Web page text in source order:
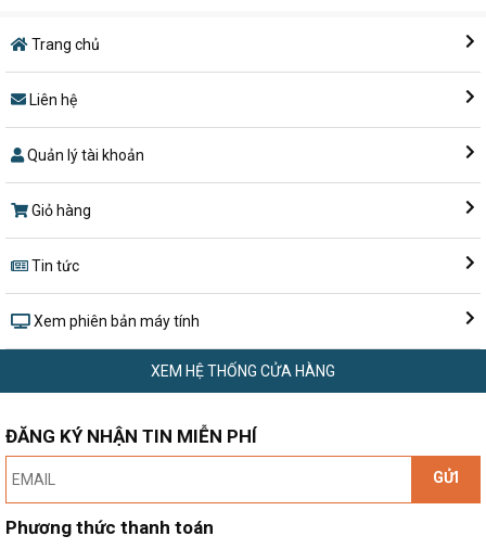
Trang chủ
Liên hệ
Quản lý tài khoản
Giỏ hàng
Tin tức
Xem phiên bản máy tính
XEM HỆ THỐNG CỬA HÀNG
ĐĂNG KÝ NHẬN TIN MIỄN PHÍ
GỬI
Phương thức thanh toán